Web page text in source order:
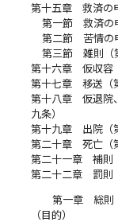
第十五章 救済の
第一節 救済の
第二節 苦情の
第三節 雑則（
第十六章 仮収容
第十七章 移送（
第十八章 仮退院
九条）
第十九章 出院（
第二十章 死亡（
第二十一章 補則
第二十二章 罰則
第一章 総則
（目的）